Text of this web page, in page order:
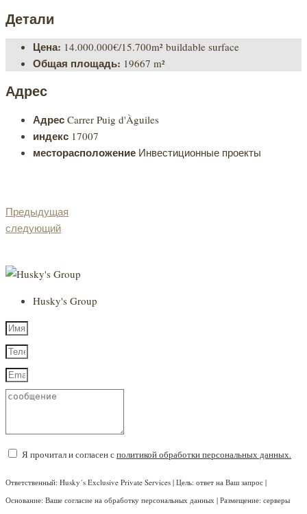
Детали
Цена: 14.000.000€/15.700m² buildable surface
Общая площадь: 19667 m²
Адрес
Адрес Carrer Puig d'Àguiles
индекс 17007
месторасположение Инвестиционные проекты
Предыдущая
следующий
Husky's Group
Я прочитал и согласен сполитикой обработки персональных данных.
Ответственный: Husky´s Exclusive Private Services | Цель: ответ на Ваш запрос |
Основание: Ваше согласие на обработку персональных данных | Размещение: серверы